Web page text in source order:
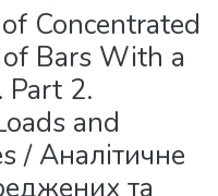
Concentrated
Bars With a
Part 2.
and
/ Аналітичне
та